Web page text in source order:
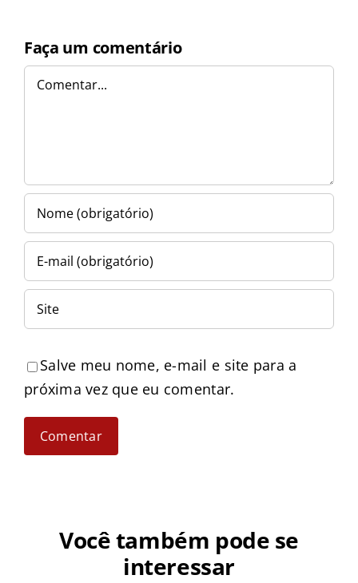
Faça um comentário
Comentar
Salve meu nome, e-mail e site para a
próxima vez que eu comentar.
Você também pode se
interessar